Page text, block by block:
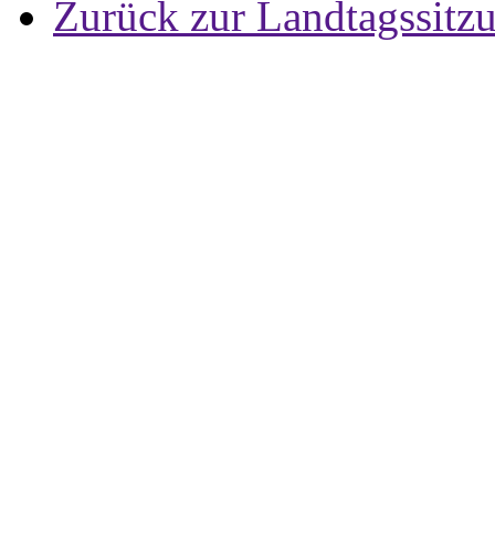
Zurück zur